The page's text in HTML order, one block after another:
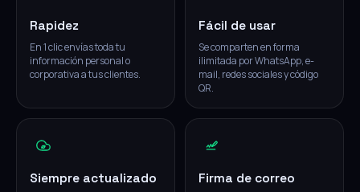
Rapidez
En 1 clic envías toda tu
información personal o
corporativa a tus clientes.
Fácil de usar
Se comparten en forma
ilimitada por WhatsApp, e-
mail, redes sociales y código
QR.
Siempre actualizado Firma de correo